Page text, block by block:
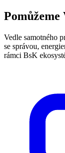
Vedle samotného
se správou,
rámci BsK